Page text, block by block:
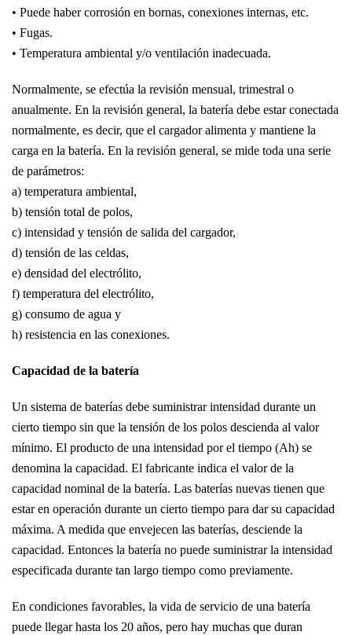
• Puede haber corrosión en bornas, conexiones internas, etc.
• Fugas.
• Temperatura ambiental y/o ventilación inadecuada.
Normalmente, se efectúa la revisión mensual, trimestral o
anualmente. En la revisión general, la batería debe estar conectada
normalmente, es decir, que el cargador alimenta y mantiene la
carga en la batería. En la revisión general, se mide toda una serie
de parámetros:
a) temperatura ambiental,
b) tensión total de polos,
c) intensidad y tensión de salida del cargador,
d) tensión de las celdas,
e) densidad del electrólito,
f) temperatura del electrólito,
g) consumo de agua y
h) resistencia en las conexiones.
Capacidad de la batería
Un sistema de baterías debe suministrar intensidad durante un
cierto tiempo sin que la tensión de los polos descienda al valor
mínimo. El producto de una intensidad por el tiempo (Ah) se
denomina la capacidad. El fabricante indica el valor de la
capacidad nominal de la batería. Las baterías nuevas tienen que
estar en operación durante un cierto tiempo para dar su capacidad
máxima. A medida que envejecen las baterías, desciende la
capacidad. Entonces la batería no puede suministrar la intensidad
especificada durante tan largo tiempo como previamente.
En condiciones favorables, la vida de servicio de una batería
puede llegar hasta los 20 años, pero hay muchas que duran